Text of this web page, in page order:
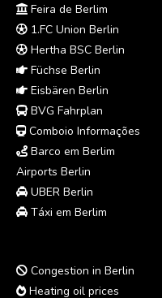
Feira de Berlim
1.FC Union Berlin
Hertha BSC Berlin
Füchse Berlin
Eisbären Berlin
BVG Fahrplan
Comboio Informações
Barco em Berlim
Airports Berlin
UBER Berlin
Táxi em Berlim
Congestion in Berlin
Heating oil prices